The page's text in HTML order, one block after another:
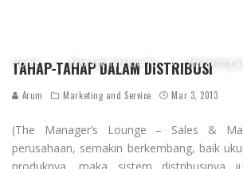
Home Managerial How To Marketing
TAHAP-TAHAP DALAM DISTRIBUSI
Arum Marketing and Service Mar 3, 2013
(The Manager’s Lounge – Sales &
perusahaan, semakin berkembang, baik